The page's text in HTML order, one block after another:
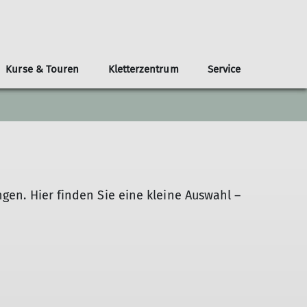
Karlsruhe Alpin Presse
Ausbildung
Prävention sexualisierter Gewalt
MitmachenHochwildehaus
Kurse & Touren
How to warm up
Kletterzentrum Service
Newsletter Intern
Hier finden Sie eine kleine Auswahl –